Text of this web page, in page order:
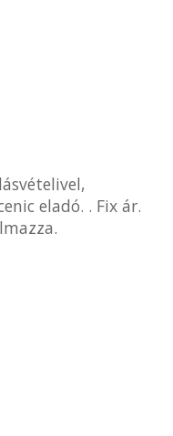
eladó. . Fix ár.